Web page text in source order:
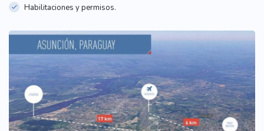
Habilitaciones y permisos.